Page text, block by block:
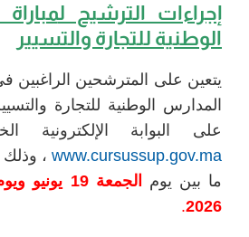
إجراءات الترشيح ل
الوطنية للتجارة والتسيير
يتعين على المترشحين الراغبين
المدارس الوطنية للتجارة
على البوابة الإلكترونية
www.cursussup.gov.ma ، وذلك
ما بين يوم
2026
.